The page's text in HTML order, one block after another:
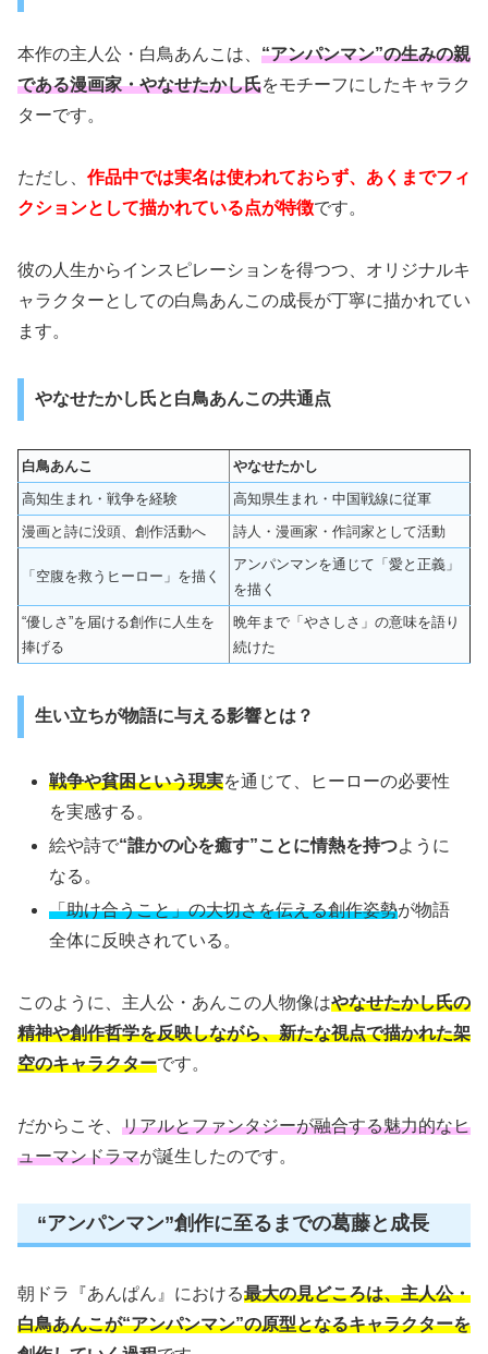
本作の主人公・白鳥あんこは、 “アンパンマン”の生みの親
である漫画家・やなせたかし氏をモチーフにしたキャラク
ターです。
ただし、 作品中では実名は使われておらず、あくまでフィ
クションとして描かれている点が特徴です。
彼の人生からインスピレーションを得つつ、オリジナルキ
ャラクターとしての白鳥あんこの成長が丁寧に描かれてい
ます。
やなせたかし氏と白鳥あんこの共通点
白鳥あんこ
やなせたかし
高知生まれ・戦争を経験
高知県生まれ・中国戦線に従軍
漫画と詩に没頭、創作活動へ
詩人・漫画家・作詞家として活動
「空腹を救うヒーロー」を描く
アンパンマンを通じて「愛と正義」
を描く
“優しさ”を届ける創作に人生を
捧げる
晩年まで「やさしさ」の意味を語り
続けた
生い立ちが物語に与える影響とは？
戦争や貧困という現実を通じて、ヒーローの必要性
を実感する。
絵や詩で“誰かの心を癒す”ことに情熱を持つように
なる。
「助け合うこと」の大切さを伝える創作姿勢が物語
全体に反映されている。
このように、主人公・あんこの人物像はやなせたかし氏の
精神や創作哲学を反映しながら、新たな視点で描かれた架
空のキャラクターです。
だからこそ、 リアルとファンタジーが融合する魅力的なヒ
ューマンドラマが誕生したのです。
“アンパンマン”創作に至るまでの葛藤と成長
朝ドラ『あんぱん』における最大の見どころは、主人公・
白鳥あんこが“アンパンマン”の原型となるキャラクターを